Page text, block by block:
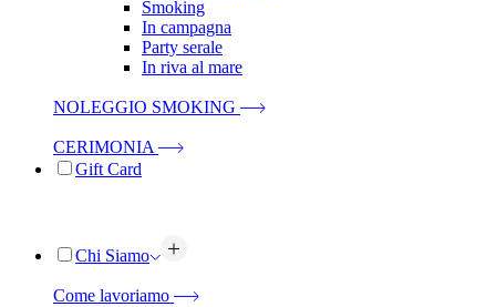
Smoking
In campagna
Party serale
In riva al mare
NOLEGGIO SMOKING
CERIMONIA
Gift Card
Chi Siamo
Come lavoriamo